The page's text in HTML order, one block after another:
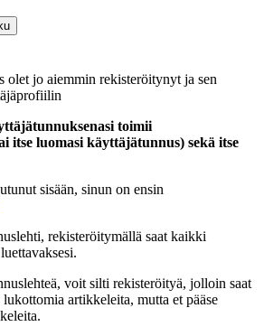
olet jo aiemmin rekisteröitynyt ja sen
toimii
itse luomasi käyttäjätunnus) sekä itse
sisään, sinun on ensin
rekisteröitymällä saat kaikki
voit silti rekisteröityä, jolloin saat
artikkeleita, mutta et pääse